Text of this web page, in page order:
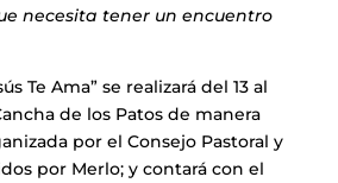
necesita tener un encuentro
Te Ama” se realizará del 13 al
de los Patos de manera
por el Consejo Pastoral y
por Merlo; y contará con el